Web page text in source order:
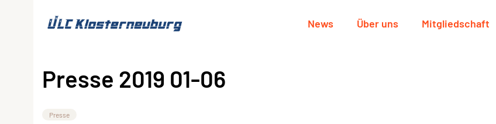
News Über uns Mitgliedschaft
Presse 2019 01-06
Presse